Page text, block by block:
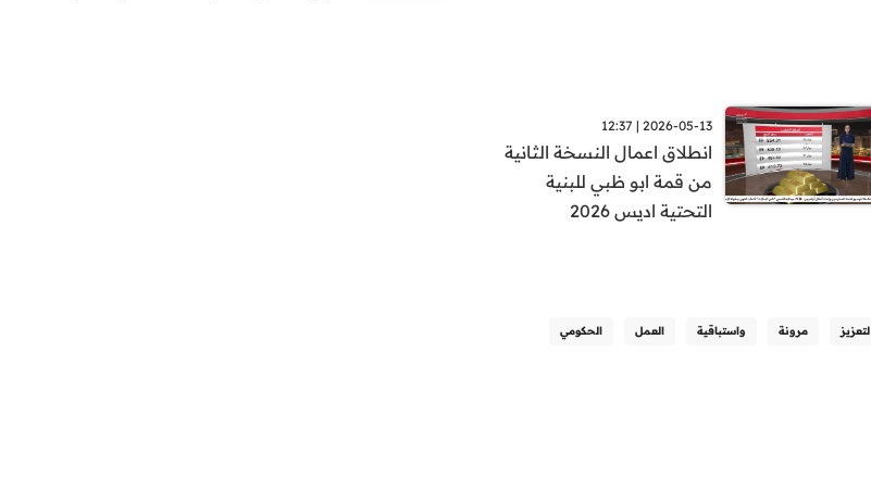
2026-05-13 | 12:37
انطلاق اعمال النسخة الثانية
من قمة ابو ظبي للبنية
التحتية اديس 2026
لتعزيز مرونة واستباقية العمل الحكومي